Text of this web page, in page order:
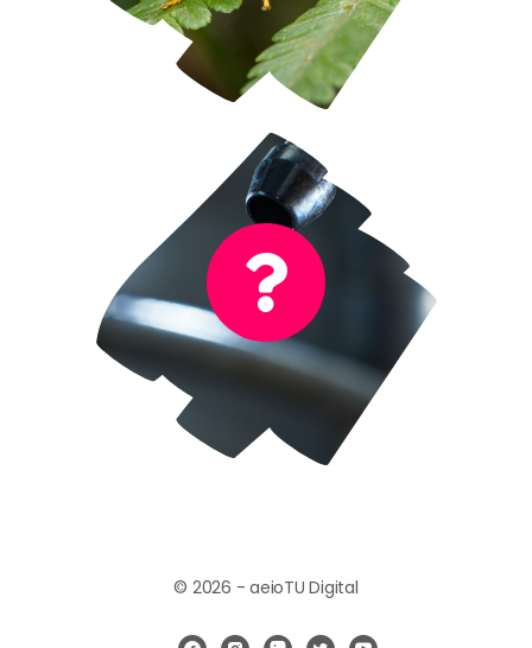
¡Muy bien!
Es el sonido de una gotera
© 2026 - aeioTU Digital